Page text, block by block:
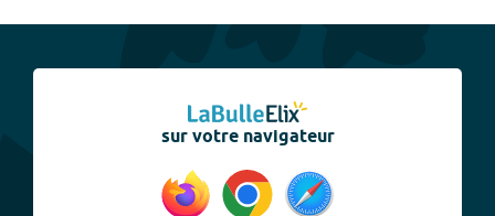
sur votre navigateur